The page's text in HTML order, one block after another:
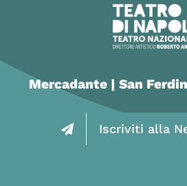
Mercadante | San
Iscriviti alla